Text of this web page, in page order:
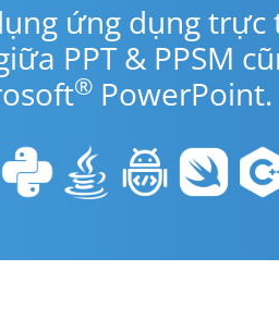
ứng dụng trực
PPT & PPSM
® PowerPoint.